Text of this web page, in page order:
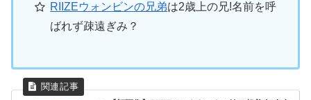
RIIZEウォンビンの兄弟は2歳上の兄!名前を呼
ばれず疎遠ぎみ？